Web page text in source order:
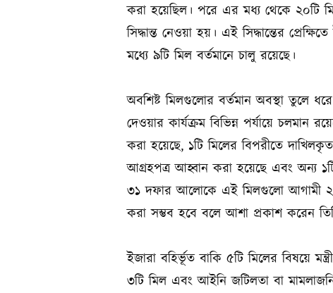
করা হয়েছিল। পরে এর মধ্য থেকে ২০টি
সিদ্ধান্ত নেওয়া হয়। এই সিদ্ধান্তের
মধ্যে ৯টি মিল বর্তমানে চালু রয়েছে।
অবশিষ্ট মিলগুলোর বর্তমান অবস্থা তুলে
দেওয়ার কার্যক্রম বিভিন্ন পর্যায়ে চলমান
করা হয়েছে, ১টি মিলের বিপরীতে
আগ্রহপত্র আহ্বান করা হয়েছে এবং অন্য
৩১ দফার আলোকে এই মিলগুলো আগামী
করা সম্ভব হবে বলে আশা প্রকাশ করেন
ইজারা বহির্ভূত বাকি ৫টি মিলের বিষয়ে
৩টি মিল এবং আইনি জটিলতা বা